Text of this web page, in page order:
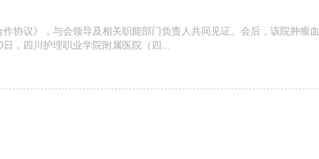
协议》，与会领导及相关职能部门负责人共同见证。会后，该院肿瘤血
，四川护理职业学院附属医院（四...